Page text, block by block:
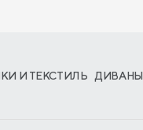
И ТЕКСТИЛЬ ДИВАНЫ